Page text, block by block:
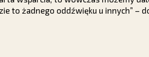
to żadnego oddźwięku u innych” –